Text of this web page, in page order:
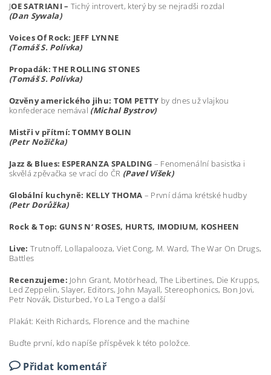
JOE SATRIANI – Tichý introvert, který by se nejradši rozdal
(Dan Sywala)
Voices Of Rock: JEFF LYNNE
(TomášS. Polívka)
Propadák: THE ROLLING STONES
(TomášS. Polívka)
Ozvěny amerického jihu: TOM PETTY by dnes už vlajkou
konfederace nemával (Michal Bystrov)
Mistři v přítmí: TOMMY BOLIN
(Petr Nožička)
Jazz & Blues: ESPERANZA SPALDING – Fenomenální basistka i
skvělá zpěvačka se vrací do ČR (Pavel Víšek)
Globální kuchyně: KELLY THOMA – První dáma krétské hudby
(Petr Dorůžka)
Rock & Top: GUNS N‘ ROSES, HURTS, IMODIUM, KOSHEEN
Live: Trutnoff, Lollapalooza, Viet Cong, M. Ward, The War On Drugs,
Battles
Recenzujeme: John Grant, Motörhead, The Libertines, Die Krupps,
Led Zeppelin, Slayer, Editors, John Mayall, Stereophonics, Bon Jovi,
Petr Novák, Disturbed, Yo La Tengo a další
Plakát: Keith Richards, Florence and the machine
Buďte první, kdo napíše příspěvek k této položce.
Přidat komentář